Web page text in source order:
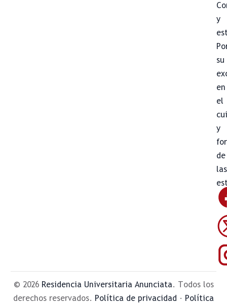
y
su
en
el
y
de
las
© 2026 Residencia Universitaria Anunciata. Todos los
derechos reservados. Política de privacidad · Política